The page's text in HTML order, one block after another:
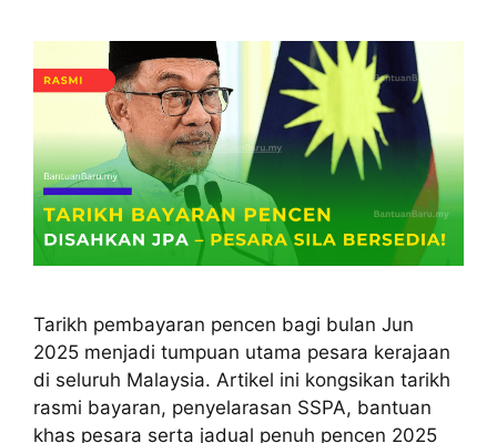
Tarikh pembayaran pencen bagi bulan Jun
2025 menjadi tumpuan utama pesara kerajaan
di seluruh Malaysia. Artikel ini kongsikan tarikh
rasmi bayaran, penyelarasan SSPA, bantuan
khas pesara serta jadual penuh pencen 2025